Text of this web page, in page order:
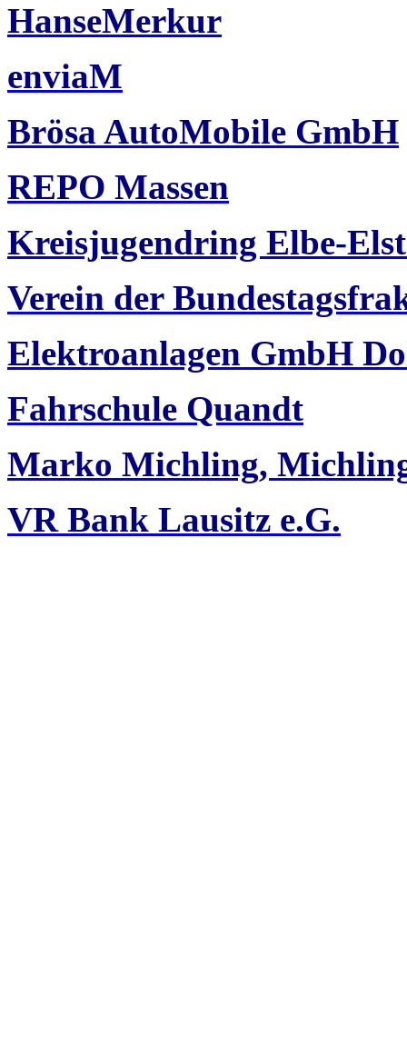
HanseMerkur
enviaM
Brösa AutoMobile GmbH
REPO Massen
Kreisjugendring Elbe-
Verein der
Elektroanlagen GmbH
Fahrschule Quandt
Marko Michling,
VR Bank Lausitz e.G.